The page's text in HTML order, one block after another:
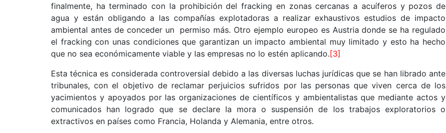
finalmente, ha terminado con la prohibición del fracking en zonas cercanas a acuíferos y pozos de
agua y están obligando a las compañías explotadoras a realizar exhaustivos estudios de impacto
ambiental antes de conceder un permiso más. Otro ejemplo europeo es Austria donde se ha regulado
el fracking con unas condiciones que garantizan un impacto ambiental muy limitado y esto ha hecho
que no sea económicamente viable y las empresas no lo estén aplicando.[3]
Esta técnica es considerada controversial debido a las diversas luchas jurídicas que se han librado ante
tribunales, con el objetivo de reclamar perjuicios sufridos por las personas que viven cerca de los
yacimientos y apoyados por las organizaciones de científicos y ambientalistas que mediante actos y
comunicados han logrado que se declare la mora o suspensión de los trabajos exploratorios o
extractivos en países como Francia, Holanda y Alemania, entre otros.